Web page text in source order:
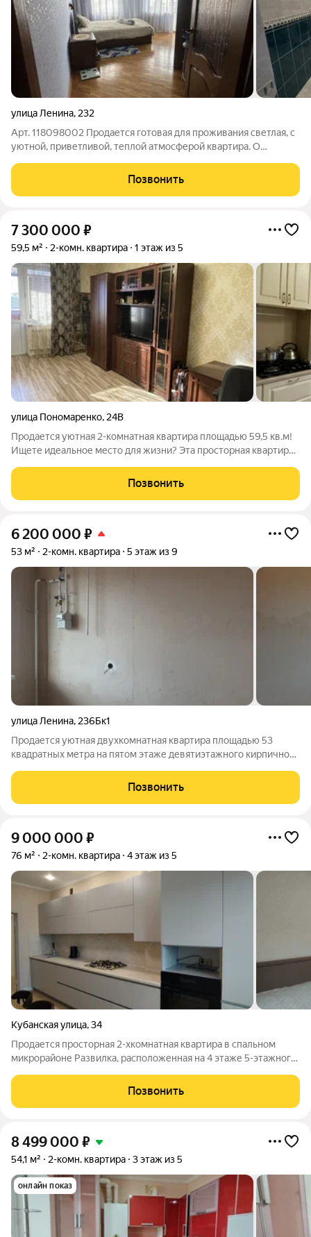
улица Ленина, 232
Арт. 118098002 Продается готовая для проживания светлая, с
уютной, приветливой, теплой атмосферой квартира. О
просторная кухня - большая гардеробная - одна квартира на
этаже О ДОМЕ И
Позвонить
7 300 000 ₽
59,5 м² 2-комн. квартира 1 этаж из 5
улица Пономаренко, 24В
Продается уютная 2-комнатная квартира площадью 59,5 кв.м!
Ищете идеальное место для жизни? Эта просторная квартира
Комнаты: 19,2
Позвонить
6 200 000 ₽
53 м² 2-комн. квартира 5 этаж из 9
улица Ленина, 236Бк1
Продается уютная двухкомнатная квартира площадью 53
квадратных метра на пятом этаже девятиэтажного кирпичного
микрорайон Администрация, улица Ленина, дом 236Б, корпус 1.
Дом построен в 2020 году и
Позвонить
9 000 000 ₽
76 м² 2-комн. квартира 4 этаж из 5
Кубанская улица,34
Продается просторная 2-хкомнатная квартира в спальном
микрорайоне Развилка, расположенная на 4 этаже 5-этажного
Площадь кухни - 12 кв.м Санузел - совмещенный и
дополнительно туалет Просторная
Позвонить
8 499 000 ₽
54,1 м² 2-комн. квартира 3 этаж из 5
онлайн показ